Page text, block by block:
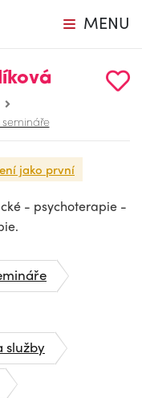
MENU
jako první
- psychoterapie -
služby